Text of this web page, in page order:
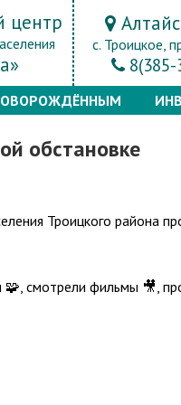
центр
с. Троицкое,
обстановке
Троицкого района
смотрели фильмы 🎥,